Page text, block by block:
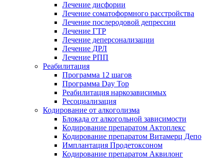
Лечение дисфории
Лечение соматоформного расстройства
Лечение послеродовой депрессии
Лечение ГТР
Лечение деперсонализации
Лечение ДРЛ
Лечение РПП
Реабилитация
Программа 12 шагов
Программа Day Top
Реабилитация наркозависимых
Ресоциализация
Кодирование от алкоголизма
Блокада от алкогольной зависимости
Кодирование препаратом Актоплекс
Кодирование препаратом Витамерц Депо
Имплантация Продетоксоном
Кодирование препаратом Аквилонг